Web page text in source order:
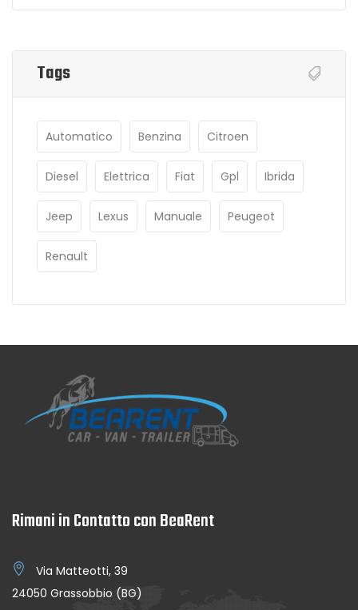
Tags
Automatico Benzina Citroen
Diesel Elettrica Fiat Gpl Ibrida
Jeep Lexus Manuale Peugeot
Renault
Rimani in Contatto con BeaRent
Via Matteotti, 39
24050 Grassobbio (BG)